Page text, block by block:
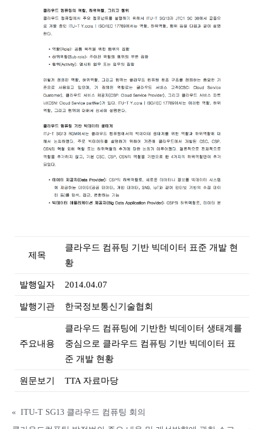
제목
클라우드 컴퓨팅 기반 빅데이터 표준 개발 현
황
발행일자 2014.04.07
발행기관 한국정보통신기술협회
주요내용
클라우드 컴퓨팅에 기반한 빅데이터 생태계를
중심으로 클라우드 컴퓨팅 기반 빅데이터 표
준 개발 현황
원문보기 TTA 자료마당
« ITU-T SG13 클라우드 컴퓨팅 회의